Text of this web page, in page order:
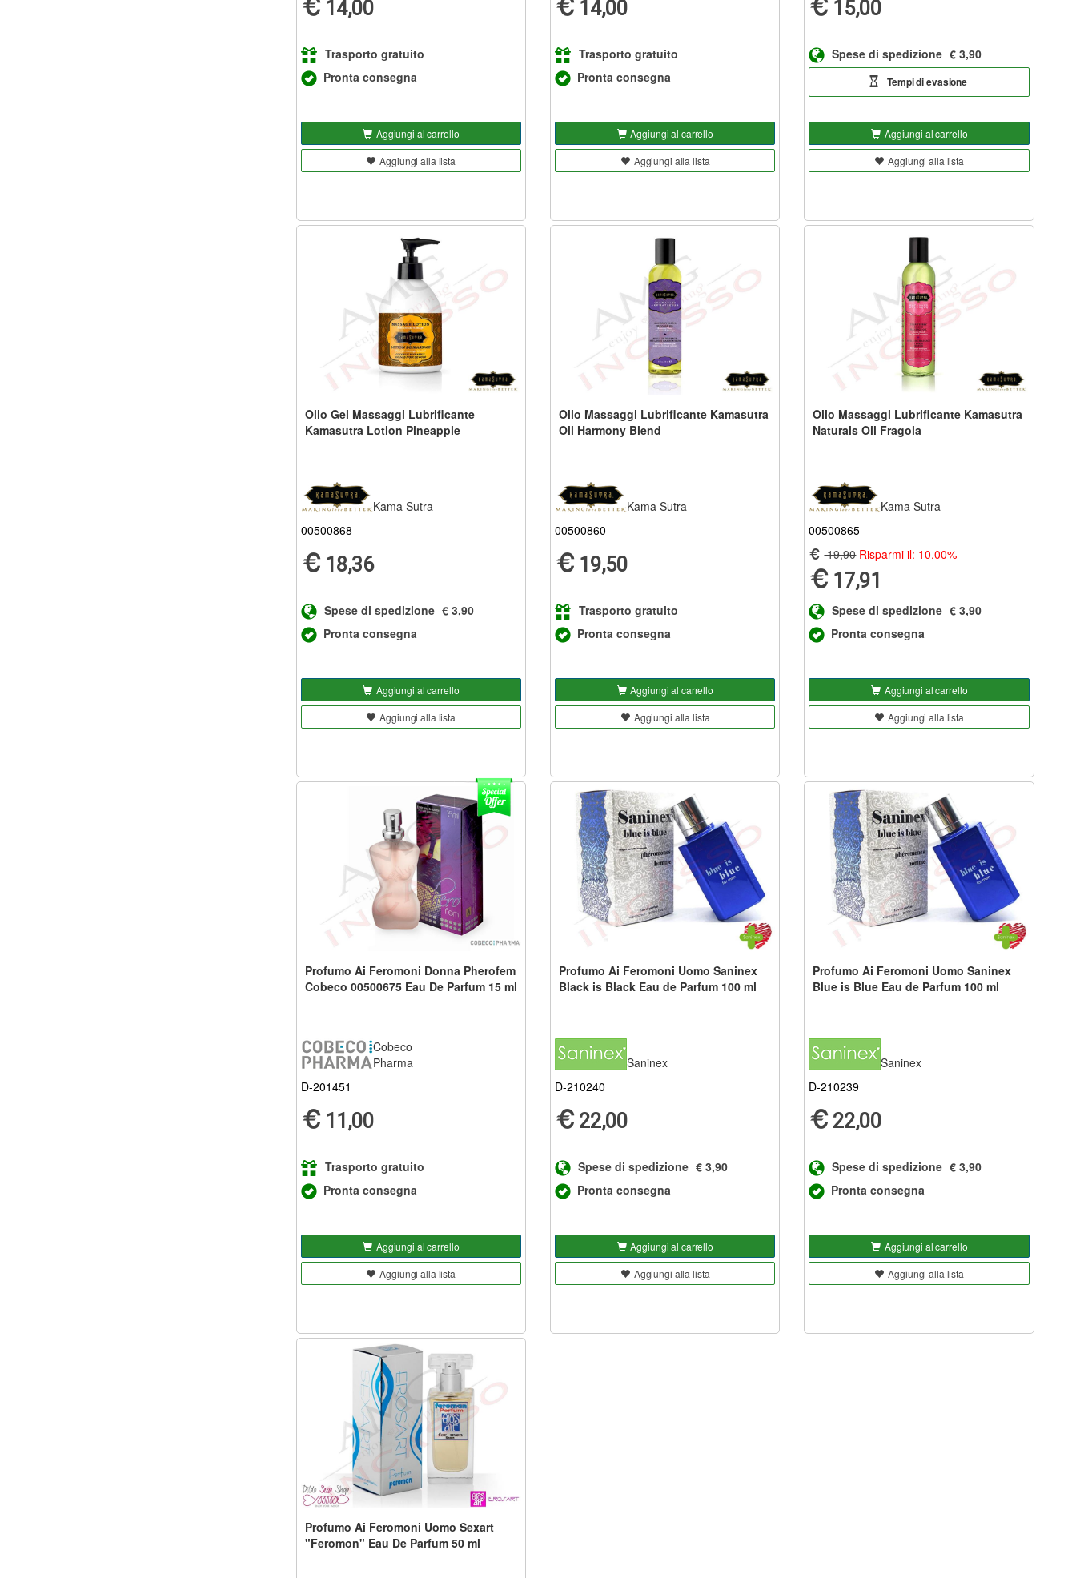
14,00
Trasporto gratuito
Pronta consegna
Aggiungi al carrello
Aggiungi alla lista
14,00
Trasporto gratuito
Pronta consegna
Aggiungi al carrello
Aggiungi alla lista
15,00
Spese di spedizione € 3,90
Tempi di evasione
Aggiungi al carrello
Aggiungi alla lista
Olio Gel Massaggi Lubrificante
Kamasutra Lotion Pineapple
Kama Sutra
00500868
18,36
Spese di spedizione € 3,90
Pronta consegna
Aggiungi al carrello
Aggiungi alla lista
Olio Massaggi Lubrificante Kamasutra
Oil Harmony Blend
Kama Sutra
00500860
19,50
Trasporto gratuito
Pronta consegna
Aggiungi al carrello
Aggiungi alla lista
Olio Massaggi Lubrificante Kamasutra
Naturals Oil Fragola
Kama Sutra
00500865
19,90 Risparmi il: 10,00%
17,91
Spese di spedizione € 3,90
Pronta consegna
Aggiungi al carrello
Aggiungi alla lista
Profumo Ai Feromoni Donna Pherofem
Cobeco 00500675 Eau De Parfum 15 ml
Cobeco
Pharma
D-201451
11,00
Trasporto gratuito
Pronta consegna
Aggiungi al carrello
Aggiungi alla lista
Profumo Ai Feromoni Uomo Saninex
Black is Black Eau de Parfum 100 ml
Saninex
D-210240
22,00
Spese di spedizione € 3,90
Pronta consegna
Aggiungi al carrello
Aggiungi alla lista
Profumo Ai Feromoni Uomo Saninex
Blue is Blue Eau de Parfum 100 ml
Saninex
D-210239
22,00
Spese di spedizione € 3,90
Pronta consegna
Aggiungi al carrello
Aggiungi alla lista
Profumo Ai Feromoni Uomo Sexart
"Feromon" Eau De Parfum 50 ml